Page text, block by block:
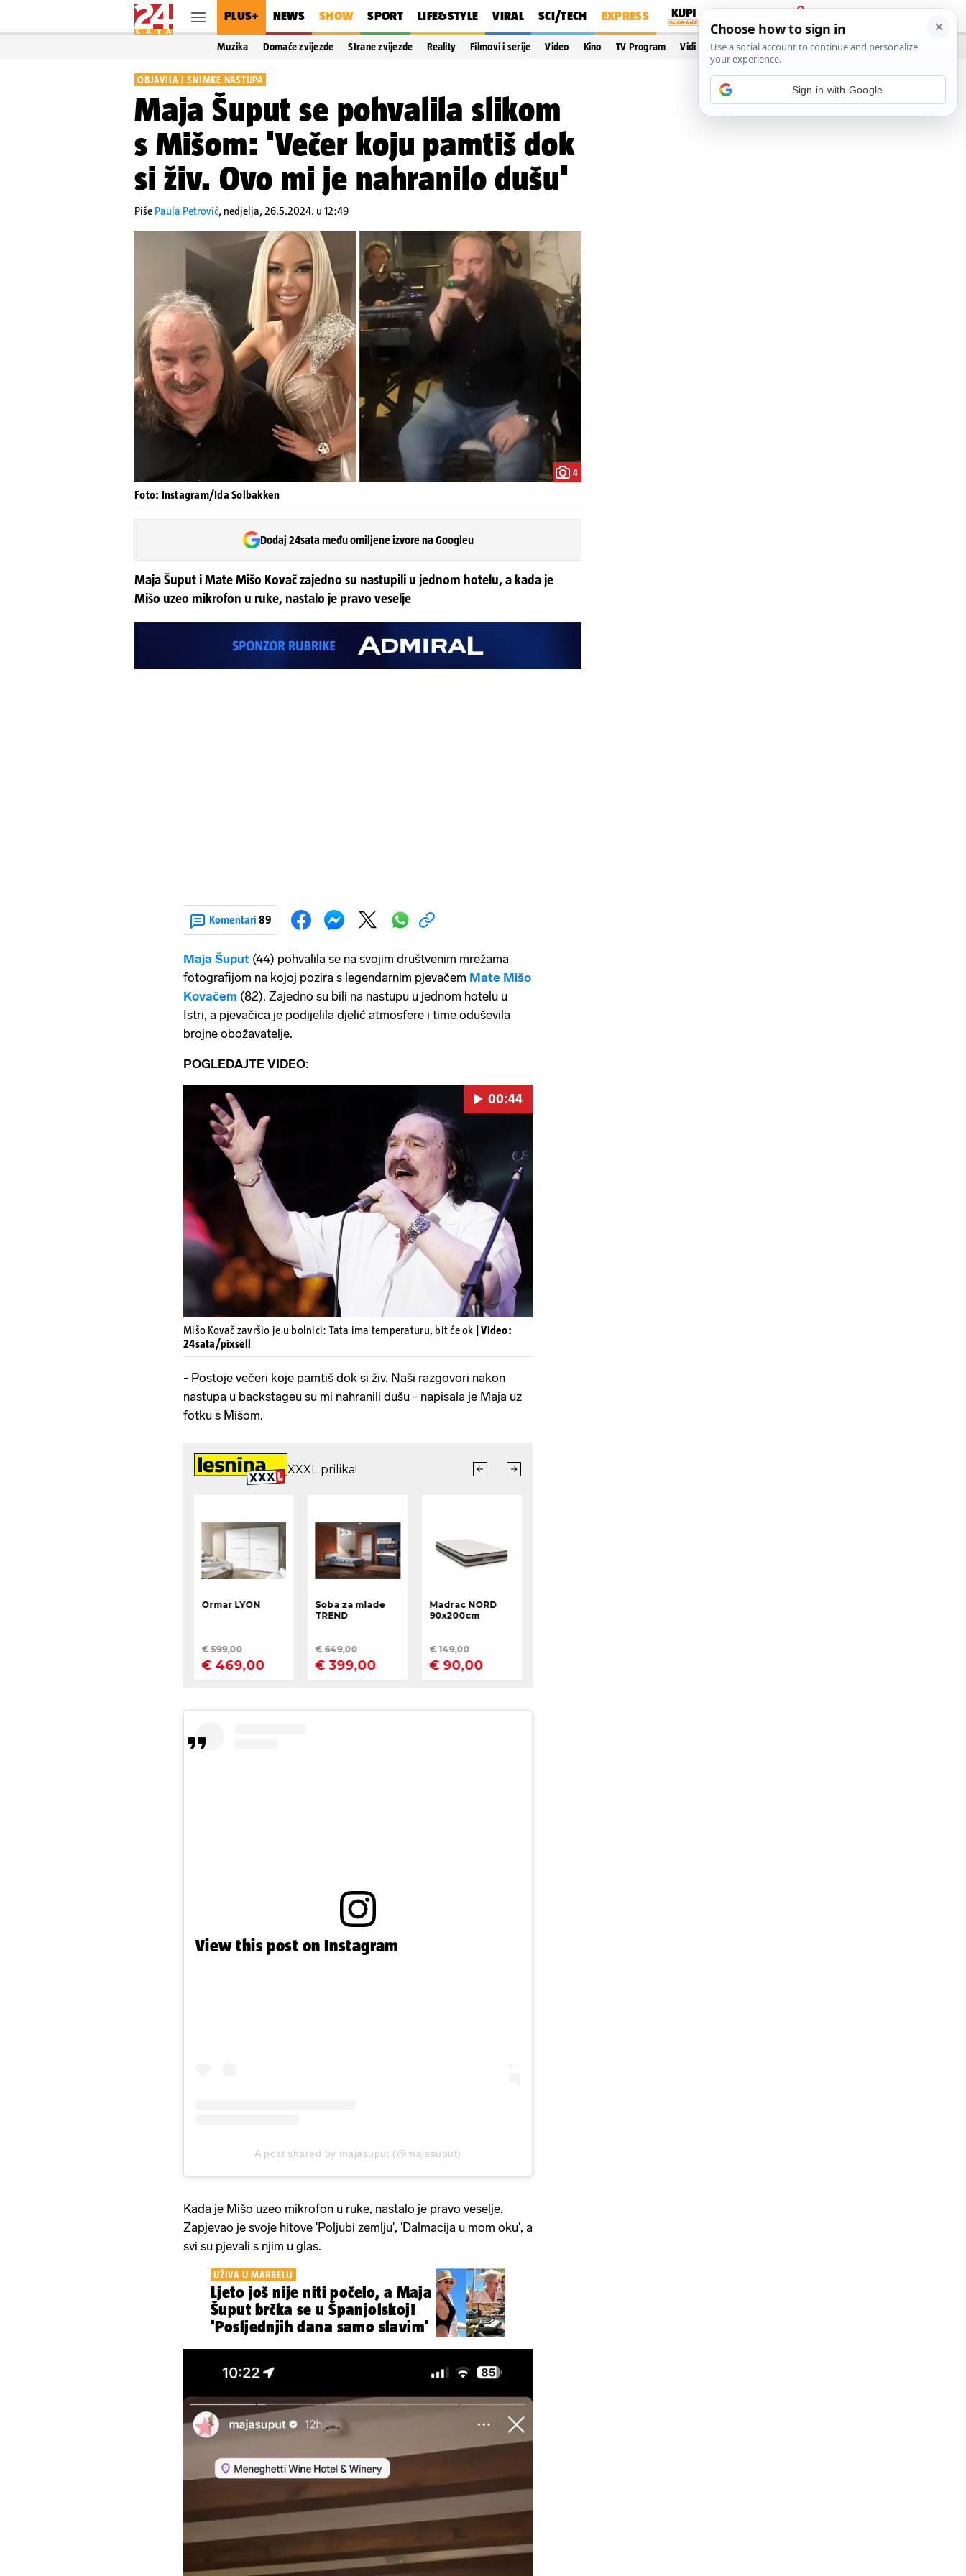
PLUS+ NEWS SHOW SPORT LIFE&STYLE VIRAL SCI/TECH EXPRESS
PRIJAVA
Muzika Domaće zvijezde Strane zvijezde Reality Filmovi i serije Video Kino TV Program Vidi još…
OBJAVILA I SNIMKE NASTUPA
Maja Šuput se pohvalila slikom
s Mišom: 'Večer koju pamtiš dok
si živ. Ovo mi je nahranilo dušu'
Piše Paula Petrović, nedjelja, 26.5.2024. u 12:49
4
Foto: Instagram/Ida Solbakken
Dodaj 24sata među omiljene izvore na Googleu
Maja Šuput i Mate Mišo Kovač zajedno su nastupili u jednom hotelu, a kada je
Mišo uzeo mikrofon u ruke, nastalo je pravo veselje
Komentari 89
Maja Šuput (44) pohvalila se na svojim društvenim mrežama
fotografijom na kojoj pozira s legendarnim pjevačem Mate Mišo
Kovačem (82). Zajedno su bili na nastupu u jednom hotelu u
Istri, a pjevačica je podijelila djelić atmosfere i time oduševila
brojne obožavatelje.
POGLEDAJTE VIDEO:
Pokretanje videa...
00:44
Mišo Kovač završio je u bolnici: Tata ima temperaturu, bit će ok
| Video:
24sata/pixsell
- Postoje večeri koje pamtiš dok si živ. Naši razgovori nakon
nastupa u backstageu su mi nahranili dušu - napisala je Maja uz
fotku s Mišom.
View this post on Instagram
A post shared by majasuput (@majasuput)
Kada je Mišo uzeo mikrofon u ruke, nastalo je pravo veselje.
Zapjevao je svoje hitove 'Poljubi zemlju', 'Dalmacija u mom oku', a
svi su pjevali s njim u glas.
UŽIVA U MARBELLI
Ljeto još nije niti počelo, a Maja
Šuput brčka se u Španjolskoj!
'Posljednjih dana samo slavim'